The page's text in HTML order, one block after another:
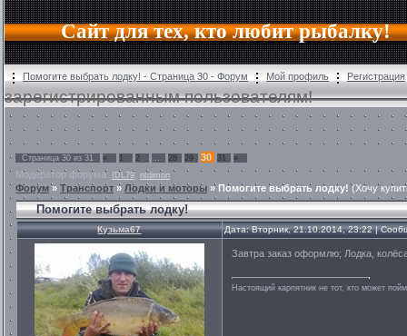
Сайт для тех, кто любит рыбалку!
Помогите выбрать лодку! - Страница 30 - Форум Мой профиль Регистрация
зарегистрированным пользователям!
Страница 30 из 31 « 1 2 … 28 29 30 31 »
Модератор форума: IDL79 ntdimon
Форум» Транспорт » Лодки и моторы »Помогите выбрать лодку! (Хочу
Помогите выбрать лодку!
Кузьма67 Дата: Вторник, 21.10.2014, 23:22 |
Завтра заказ оформлю; Лодка,
Настоящий карпятник не тот, кто может